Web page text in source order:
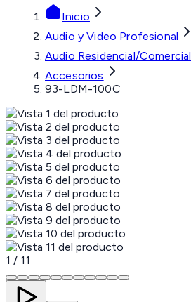
Inicio
Audio y Video Profesional
Audio Residencial/Comercial
Accesorios
93-LDM-100C
1 / 11